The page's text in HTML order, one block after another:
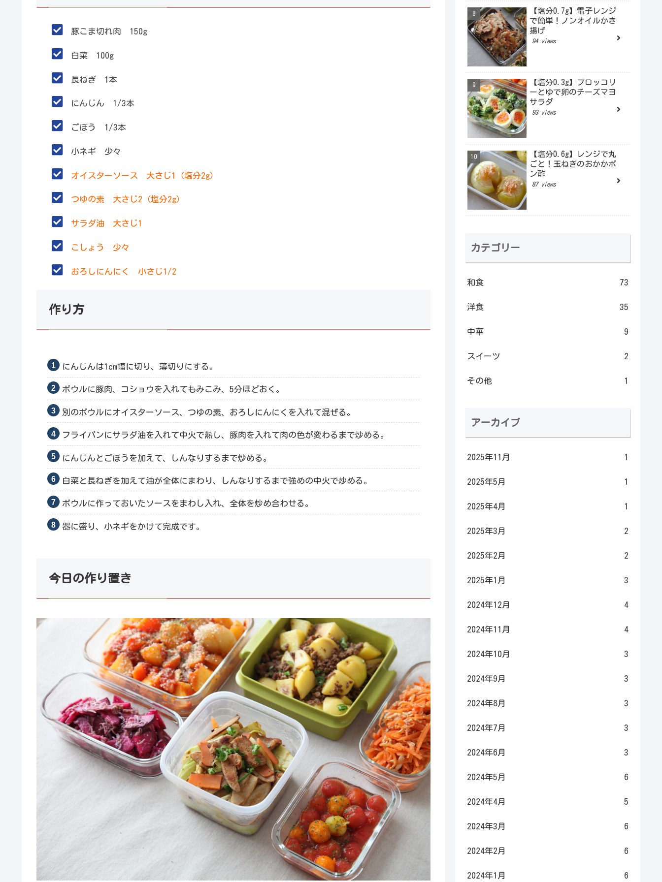
豚こま切れ肉 150g
白菜 100g
長ねぎ 1本
にんじん 1/3本
ごぼう 1/3本
小ネギ 少々
オイスターソース 大さじ1（塩分2g）
つゆの素 大さじ2（塩分2g）
サラダ油 大さじ1
こしょう 少々
おろしにんにく 小さじ1/2
作り方
にんじんは1cm幅に切り、薄切りにする。
ボウルに豚肉、コショウを入れてもみこみ、5分ほどおく。
別のボウルにオイスターソース、つゆの素、おろしにんにくを入れて混ぜる。
フライパンにサラダ油を入れて中火で熱し、豚肉を入れて肉の色が変わるまで炒める。
にんじんとごぼうを加えて、しんなりするまで炒める。
白菜と長ねぎを加えて油が全体にまわり、しんなりするまで強めの中火で炒める。
ボウルに作っておいたソースをまわし入れ、全体を炒め合わせる。
器に盛り、小ネギをかけて完成です。
今日の作り置き
【塩分0.7g】電子レンジ
で簡単！ノンオイルかき
揚げ
94 views
【塩分0.3g】ブロッコリ
ーとゆで卵のチーズマヨ
サラダ
93 views
【塩分0.6g】レンジで丸
ごと！玉ねぎのおかかポ
ン酢
87 views
カテゴリー
和食 73
洋食 35
中華 9
スイーツ 2
その他 1
アーカイブ
2025年11月 1
2025年5月 1
2025年4月 1
2025年3月 2
2025年2月 2
2025年1月 3
2024年12月 4
2024年11月 4
2024年10月 3
2024年9月 3
2024年8月 3
2024年7月 3
2024年6月 3
2024年5月 6
2024年4月 5
2024年3月 6
2024年2月 6
2024年1月 6